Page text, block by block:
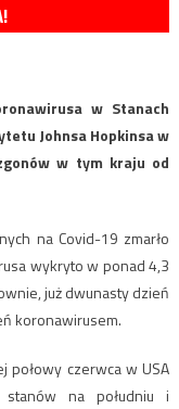
w Stanach
Johnsa Hopkinsa w
w tym kraju od
na Covid-19 zmarło
wykryto w ponad 4,3
już dwunasty dzień
koronawirusem.
połowy czerwca w USA
stanów na południu i